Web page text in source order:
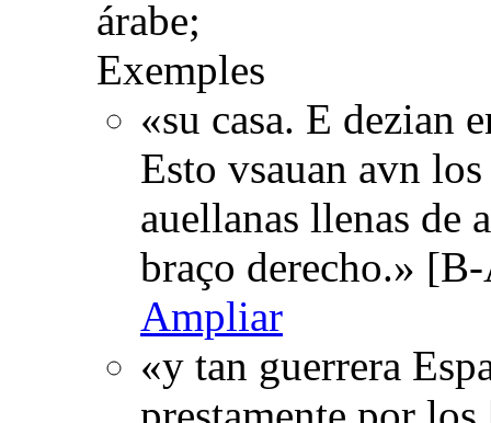
árabe;
Exemples
«su casa. E dezian
Esto vsauan avn
auellanas llenas de
braço derecho.»
Ampliar
«y tan guerrera